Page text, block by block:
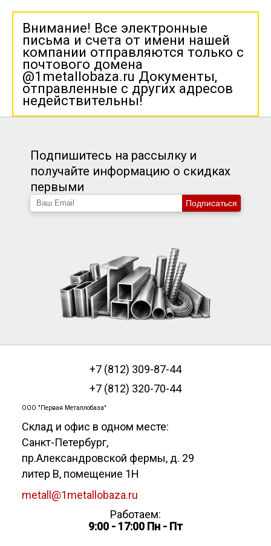
Внимание! Все электронные
письма и счета от имени нашей
компании отправляются только с
почтового домена
@1metallobaza.ru Документы,
отправленные с других адресов
недействительны!
Подпишитесь на рассылку и
получайте информацию о скидках
первыми
Подписаться
+7 (812) 309-87-44
+7 (812) 320-70-44
ООО "Первая Металлобаза"
Склад и офис в одном месте:
Санкт-Петербург,
пр.Александровской фермы, д. 29
литер В, помещение 1Н
metall@1metallobaza.ru
Работаем:
9:00 - 17:00 Пн - Пт